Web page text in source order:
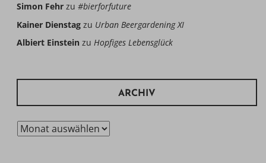
Simon Fehr zu #bierforfuture
Kainer Dienstag zu Urban Beergardening XI
Albiert Einstein zu Hopfiges Lebensglück
ARCHIV
Archiv